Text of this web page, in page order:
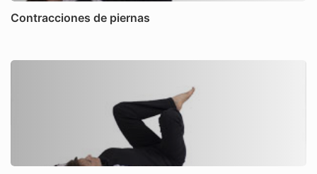
Contracciones de piernas